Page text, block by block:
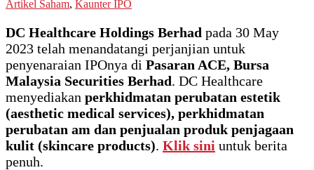
Artikel Saham, Kaunter IPO
DC Healthcare Holdings Berhad pada 30 May
2023 telah menandatangi perjanjian untuk
penyenaraian IPOnya di Pasaran ACE, Bursa
Malaysia Securities Berhad. DC Healthcare
menyediakan perkhidmatan perubatan estetik
(aesthetic medical services), perkhidmatan
perubatan am dan penjualan produk penjagaan
kulit (skincare products). Klik sini untuk berita
penuh.